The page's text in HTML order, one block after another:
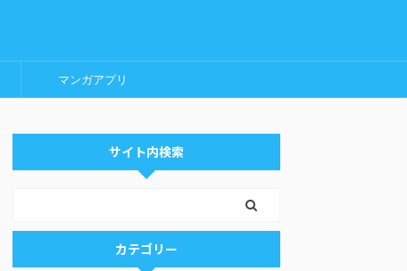
マンガアプリ
サイト内検索
カテゴリー